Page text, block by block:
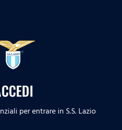
per entrare in S.S. Lazio